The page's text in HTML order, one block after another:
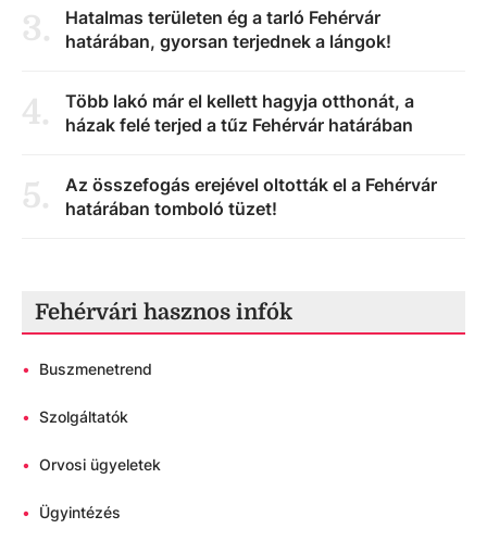
3.
Hatalmas területen ég a tarló Fehérvár
határában, gyorsan terjednek a lángok!
4.
Több lakó már el kellett hagyja otthonát, a
házak felé terjed a tűz Fehérvár határában
5.
Az összefogás erejével oltották el a Fehérvár
határában tomboló tüzet!
Fehérvári hasznos infók
• Buszmenetrend
• Szolgáltatók
• Orvosi ügyeletek
• Ügyintézés